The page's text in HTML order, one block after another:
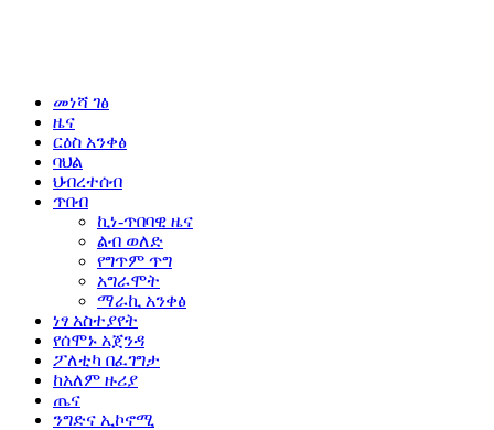
መነሻ ገፅ
ዜና
ርዕስ አንቀፅ
ባህል
ህብረተሰብ
ጥበብ
ኪነ-ጥበባዊ ዜና
ልብ ወለድ
የግጥም ጥግ
አግራሞት
ማራኪ አንቀፅ
ነፃ አስተያየት
የሰሞኑ አጀንዳ
ፖለቲካ በፈገግታ
ከአለም ዙሪያ
ጤና
ንግድና ኢኮኖሚ